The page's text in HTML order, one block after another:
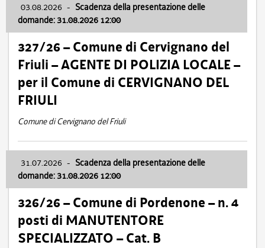
03.08.2026 - Scadenza della presentazione delle
domande: 31.08.2026 12:00
327/26 – Comune di Cervignano del
Friuli – AGENTE DI POLIZIA LOCALE –
per il Comune di CERVIGNANO DEL
FRIULI
Comune di Cervignano del Friuli
31.07.2026 - Scadenza della presentazione delle
domande: 31.08.2026 12:00
326/26 – Comune di Pordenone – n. 4
posti di MANUTENTORE
SPECIALIZZATO – Cat. B